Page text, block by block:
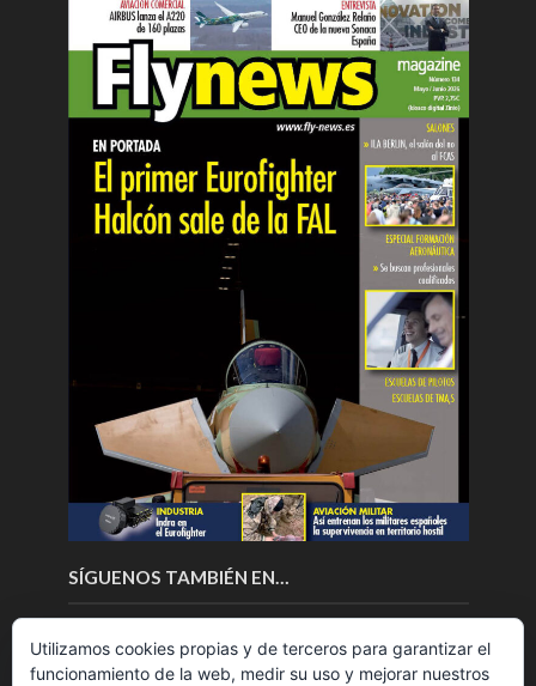
SÍGUENOS TAMBIÉN EN…
Utilizamos cookies propias y de terceros para garantizar el
funcionamiento de la web, medir su uso y mejorar nuestros